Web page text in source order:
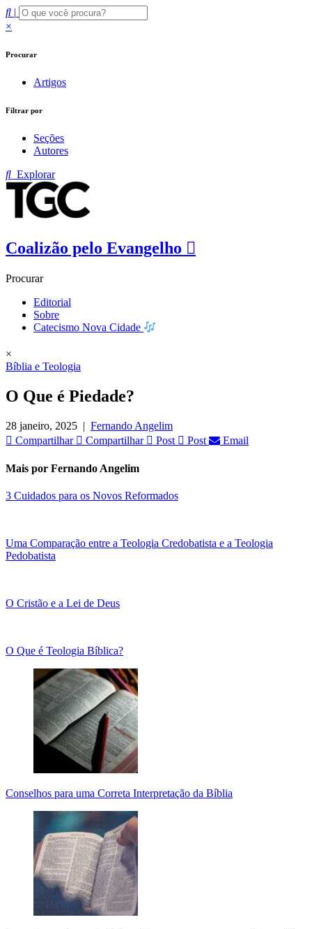
|
×
Procurar
Artigos
Filtrar por
Seções
Autores
Explorar
Coalizão pelo Evangelho
Procurar
Editorial
Sobre
Catecismo Nova Cidade
×
Bíblia e Teologia
O Que é Piedade?
28 janeiro, 2025 | Fernando Angelim
Compartilhar
Compartilhar Post Post Email
Mais por Fernando Angelim
3 Cuidados para os Novos Reformados
Uma Comparação entre a Teologia Credobatista e a Teologia
Pedobatista
O Cristão e a Lei de Deus
O Que é Teologia Bíblica?
Conselhos para uma Correta Interpretação da Bíblia